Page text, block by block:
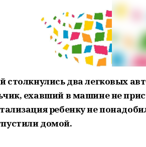
столкнулись два легковых
ехавший в машине не
ребенку не
домой.